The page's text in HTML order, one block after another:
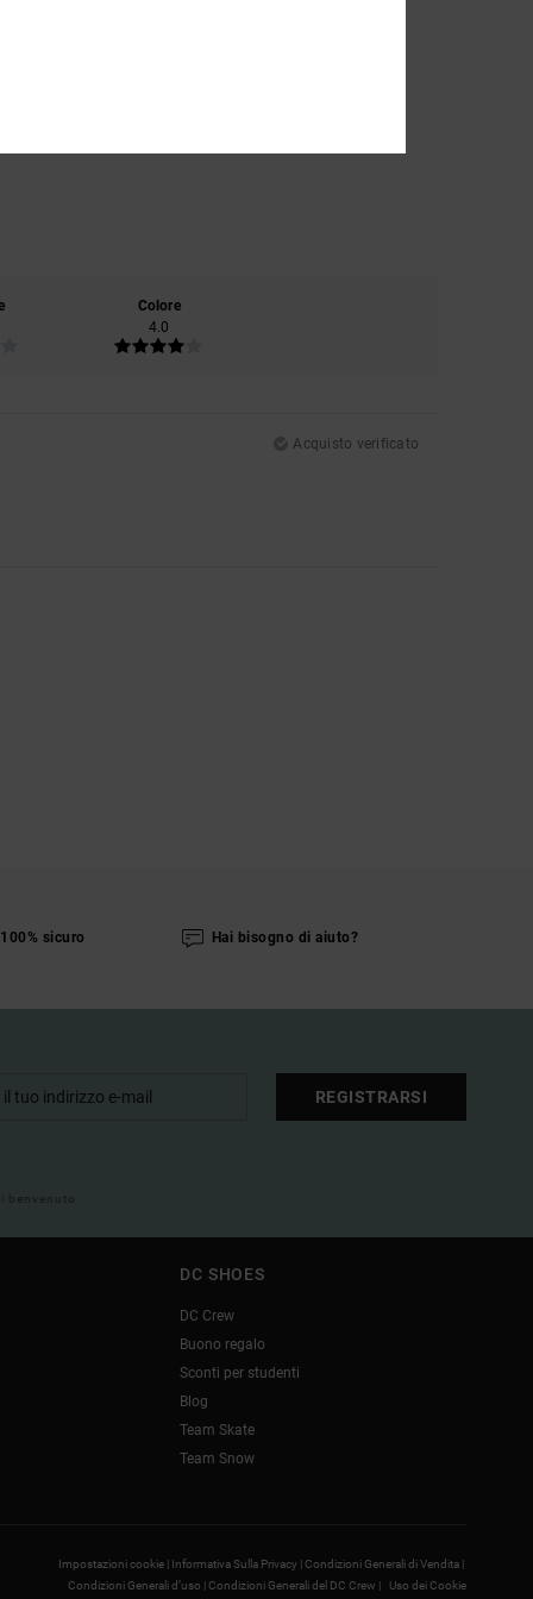
Colore
4.0
Acquisto verificato
sicuro Hai bisogno di aiuto?
REGISTRARSI
benvenuto
DC SHOES
DC Crew
Buono regalo
Sconti per studenti
Blog
Team Skate
Team Snow
Impostazioni cookie | Informativa Sulla Privacy |Condizioni Generali di Vendita |
Condizioni Generali d’uso |Condizioni Generali del DC Crew | Uso dei Cookie